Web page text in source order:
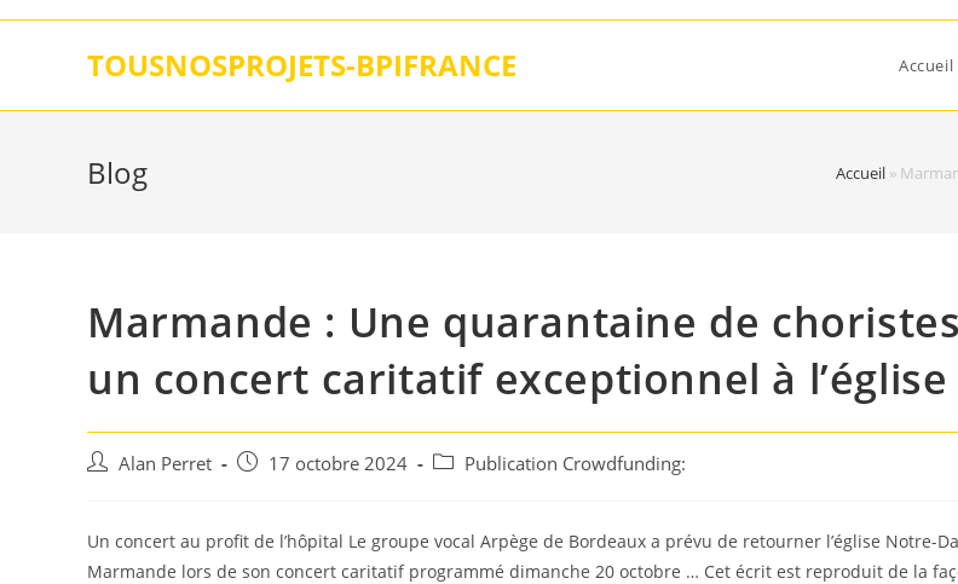
Skip
TOUSNOSPROJETS-BPIFRANCE Accueil
Blog Accueil »
Marmande : Une quarantaine de
un concert caritatif exceptionnel à l’église
Auteur/autrice
publication :
Alan Perret
Post 17 octobre 2024
Post Publication Crowdfunding:
Un concert au profit de l’hôpital Le groupe vocal Arpège de Bordeaux a prévu de retourner l’église Notre-
Marmande lors de son concert caritatif programmé dimanche 20 octobre … Cet écrit est reproduit de la